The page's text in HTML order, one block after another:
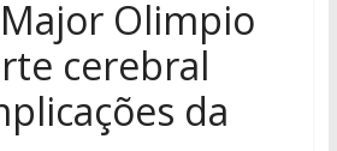
Olimpio
cerebral
da